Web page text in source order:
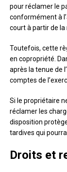
pour réclamer le
conformément à
court à partir de la
Toutefois, cette
en copropriété.
après la tenue de l’
comptes de
Si le propriétaire
réclamer les
disposition
tardives qui
Droits et